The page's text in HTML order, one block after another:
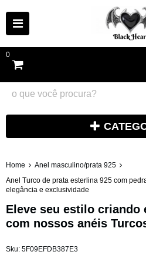
0
Home
Anel masculino/prata 925
Anel Turco de prata esterlina 925 com
elegância e exclusividade
Eleve seu estilo criando
com nossos anéis
Sku: 5F09EFDB387E3